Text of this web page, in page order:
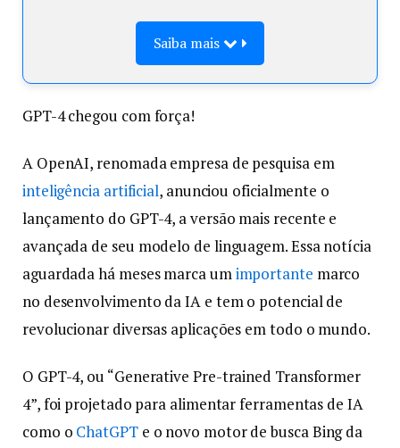
Saiba mais
GPT-4 chegou com força!
A OpenAI, renomada empresa de pesquisa em
inteligência artificial, anunciou oficialmente o
lançamento do GPT-4, a versão mais recente e
avançada de seu modelo de linguagem. Essa notícia
aguardada há meses marca umimportante marco
no desenvolvimento da IA e tem o potencial de
revolucionar diversas aplicações em todo o mundo.
O GPT-4, ou “Generative Pre-trained Transformer
4”, foi projetado para alimentar ferramentas de IA
como o ChatGPTe o novo motor de busca Bing da